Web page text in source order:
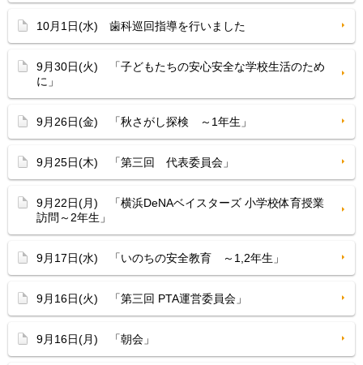
10月1日(水) 歯科巡回指導を行いました
9月30日(火) 「子どもたちの安心安全な学校生活のため
に」
9月26日(金) 「秋さがし探検 ～1年生」
9月25日(木) 「第三回 代表委員会」
9月22日(月) 「横浜DeNAベイスターズ 小学校体育授業
訪問～2年生」
9月17日(水) 「いのちの安全教育 ～1,2年生」
9月16日(火) 「第三回 PTA運営委員会」
9月16日(月) 「朝会」